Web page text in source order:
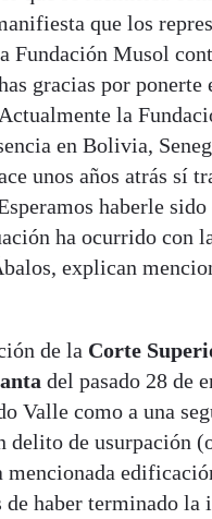
que los
Fundación Musol
gracias por ponerte
la
en Bolivia,
unos años atrás sí
haberle sido
ha ocurrido con
explican
de la Corte
del pasado 28 de
Valle como a una
delito de usurpación
mencionada
de haber terminado la